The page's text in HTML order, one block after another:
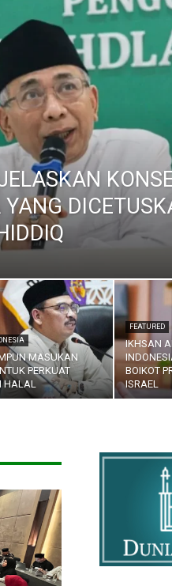
MASUKAN
PERKUAT
HALAL
FEATURED
IKHSAN
BOIKOT
ISRAEL